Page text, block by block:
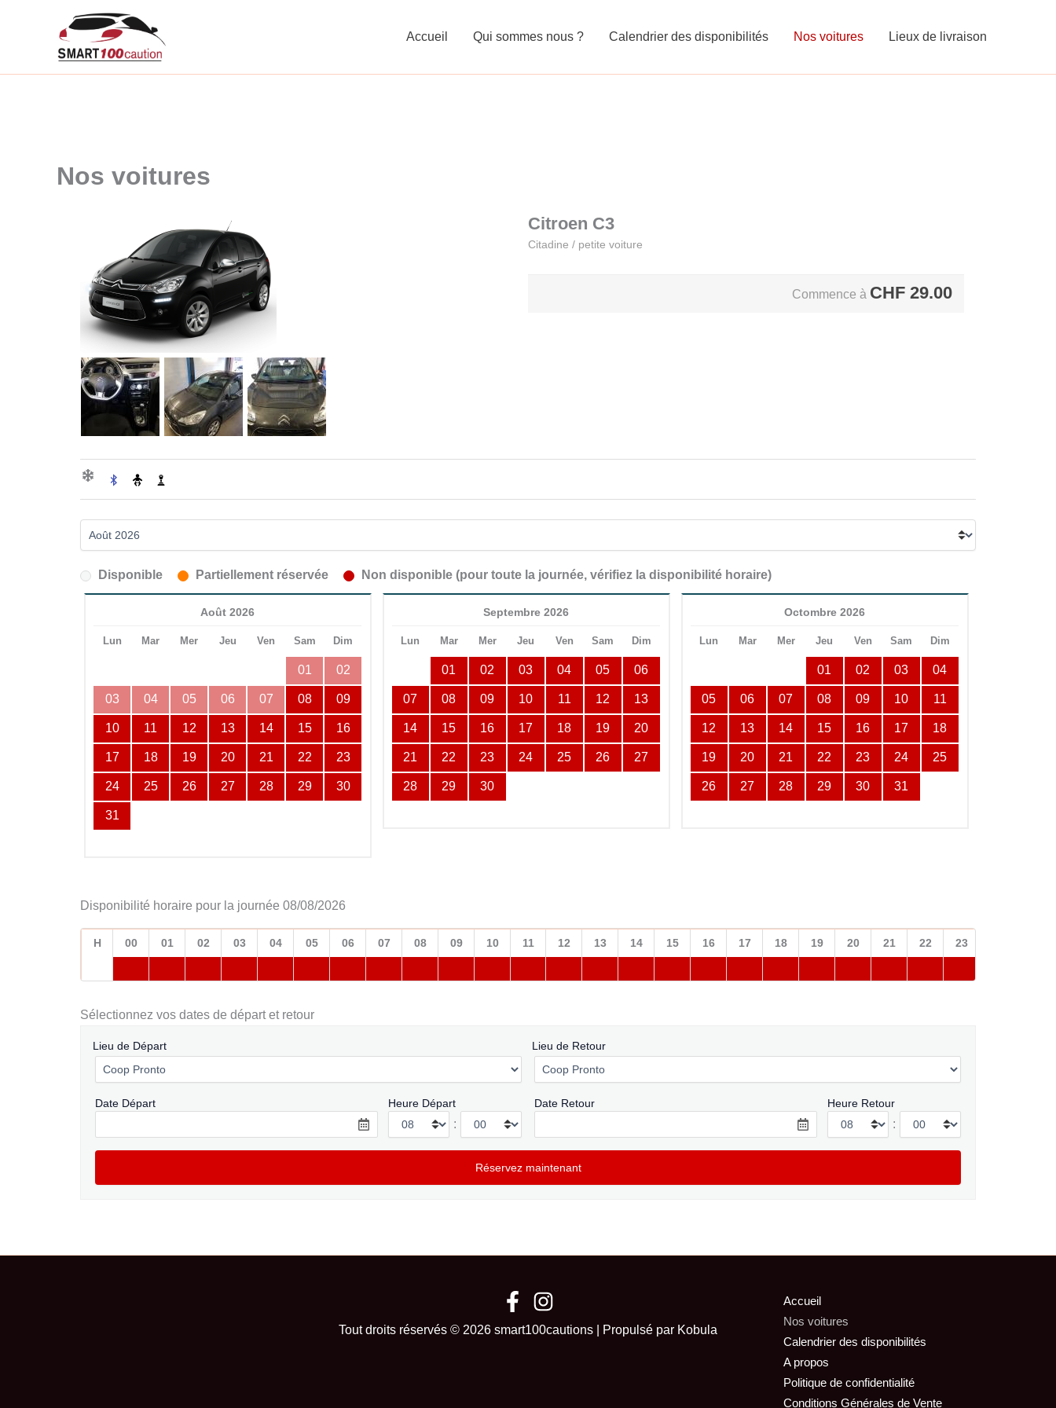
Accueil Qui sommes nous ? Calendrier des disponibilités Nos voitures Lieux de livraison
Nos voitures
Citroen C3
Citadine / petite voiture
Commence à CHF 29.00
Disponible Partiellement réservée Non disponible (pour toute la journée, vérifiez la disponibilité horaire)
Août 2026
Lun Mar Mer Jeu Ven Sam Dim
01 02
03 04 05 06 07 08 09
10 11 12 13 14 15 16
17 18 19 20 21 22 23
24 25 26 27 28 29 30
31
Septembre 2026
Lun Mar Mer Jeu Ven Sam Dim
01 02 03 04 05 06
07 08 09 10 11 12 13
14 15 16 17 18 19 20
21 22 23 24 25 26 27
28 29 30
Octombre 2026
Lun Mar Mer Jeu Ven Sam Dim
01 02 03 04
05 06 07 08 09 10 11
12 13 14 15 16 17 18
19 20 21 22 23 24 25
26 27 28 29 30 31
Disponibilité horaire pour la journée 08/08/2026
H 00 01 02 03 04 05 06 07 08 09 10 11 12 13 14 15 16 17 18 19 20 21 22 23
Sélectionnez vos dates de départ et retour
Lieu de Départ Lieu de Retour
Date Départ Heure Départ
:
Date Retour Heure Retour
:
Tout droits réservés © 2026 smart100cautions | Propulsé par Kobula
Accueil
Nos voitures
Calendrier des disponibilités
A propos
Politique de confidentialité
Conditions Générales de Vente